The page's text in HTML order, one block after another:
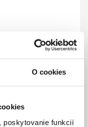
O cookies
poskytovanie funkcií